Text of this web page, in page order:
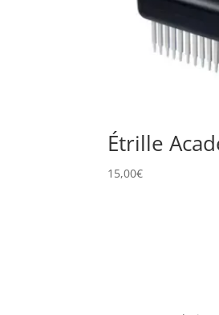
Étrille
15,00€